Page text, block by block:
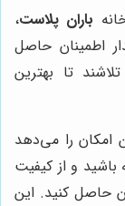
باران پلاست،
اطمینان حاصل
تا بهترین
امکان را می‌دهد
باشید و از کیفیت
حاصل کنید. این